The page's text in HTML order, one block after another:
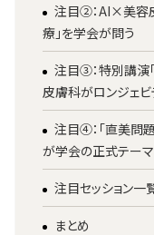
注目②：AI×美容
療」を学会が問う
注目③：特別講演
皮膚科がロンジェビ
注目④：「直美問
が学会の正式テー
注目セッション一
まとめ